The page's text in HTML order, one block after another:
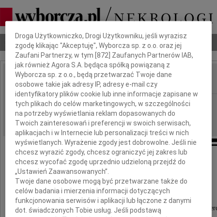
Nekrologi Odeszli Poradnik pogrzebowy
IMIĘ I NAZWISKO:
REGION: Opole
DATA EMISJI: 18.08.2017
Pani
Joannie Stasz
wyrazy serdecznego współczucia z powodu
Dbamy o Twoją prywatność
Droga Użytkowniczko, Drogi Użytkowniku, jeśli wyrazisz
zgodę klikając "Akceptuję", Wyborcza sp. z o.o. oraz jej
Zaufani Partnerzy, w tym [872 ] Zaufanych Partnerów IAB,
jak również Agora S.A. będąca spółką powiązaną z
Wyborcza sp. z o.o., będą przetwarzać Twoje dane
osobowe takie jak adresy IP, adresy e-mail czy
identyfikatory plików cookie lub inne informacje zapisane w
tych plikach do celów marketingowych, w szczególności
na potrzeby wyświetlania reklam dopasowanych do
Twoich zainteresowań i preferencji w swoich serwisach,
aplikacjach i w Internecie lub personalizacji treści w nich
wyświetlanych. Wyrażenie zgody jest dobrowolne. Jeśli nie
chcesz wyrazić zgody, chcesz ograniczyć jej zakres lub
chcesz wycofać zgodę uprzednio udzieloną przejdź do
„Ustawień Zaawansowanych”.
Twoje dane osobowe mogą być przetwarzane także do
celów badania i mierzenia informacji dotyczących
funkcjonowania serwisów i aplikacji lub łączone z danymi
dot. świadczonych Tobie usług. Jeśli podstawą